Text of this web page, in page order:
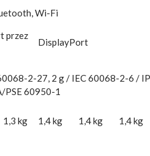
Wi-Fi
przez
DisplayPort
2-27, 2 g / IEC 60068-2-6 /
PSE 60950-1
1,3 kg 1,4 kg 1,4 kg 1,4 kg